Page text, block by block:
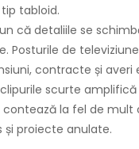
tabloid.
că detaliile se
Posturile de
contracte și
scurte
la fel de
proiecte anulate.